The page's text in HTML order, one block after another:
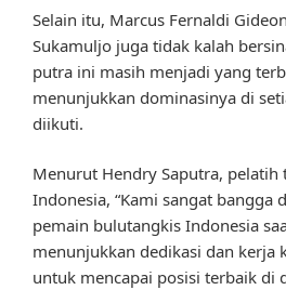
Selain itu, Marcus Fernaldi
Sukamuljo juga tidak kalah
putra ini masih menjadi yang
menunjukkan dominasinya di
diikuti.
Menurut Hendry Saputra,
Indonesia, “Kami sangat bangga
pemain bulutangkis Indonesia
menunjukkan dedikasi dan kerja
untuk mencapai posisi terbaik di